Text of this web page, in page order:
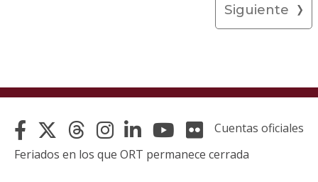
Siguiente
Cuentas oficiales
Feriados en los que ORT permanece cerrada